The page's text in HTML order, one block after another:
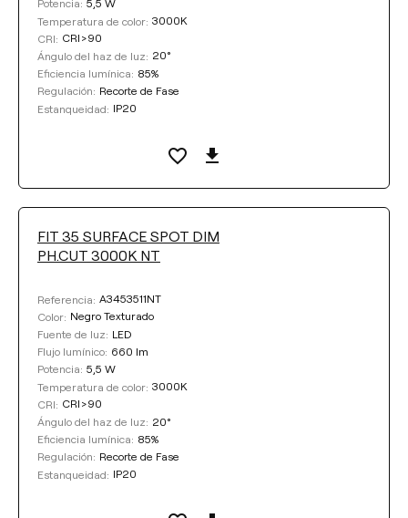
Potencia:
Temperatura de color: 3000K
CRI: CRI>90
Ángulo del haz de luz: 20°
Eficiencia lumínica: 85%
Regulación: Recorte de Fase
Estanqueidad: IP20
FIT 35 SURFACE SPOT DIM
PH.CUT 3000K NT
Referencia: A3453511NT
Color: Negro Texturado
Fuente de luz: LED
Flujo lumínico: 660 lm
Potencia: 5,5 W
Temperatura de color: 3000K
CRI: CRI>90
Ángulo del haz de luz: 20°
Eficiencia lumínica: 85%
Regulación: Recorte de Fase
Estanqueidad: IP20